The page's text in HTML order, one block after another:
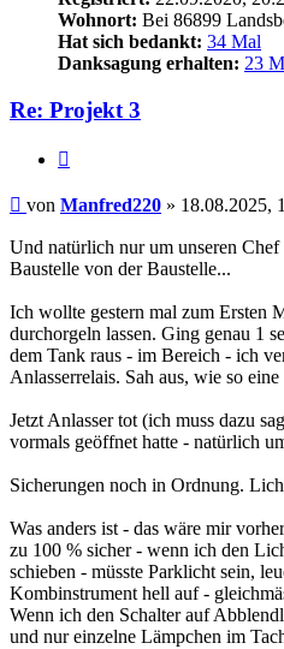
Wohnort: Bei 86899
Hat sich bedankt: 34 Mal
Danksagung erhalten: 23
Re: Projekt 3
Beitrag
von Manfred220 » 18.08.2025,
Und natürlich nur um unseren Chef
Baustelle von der Baustelle...
Ich wollte gestern mal zum Ersten
durchorgeln lassen. Ging genau 1
dem Tank raus - im Bereich - ich
Anlasserrelais. Sah aus, wie so
Jetzt Anlasser tot (ich muss dazu
vormals geöffnet hatte - natürlich
Sicherungen noch in Ordnung.
Was anders ist - das wäre mir
zu 100 % sicher - wenn ich den
schieben - müsste Parklicht sein,
Kombinstrument hell auf -
Wenn ich den Schalter auf
und nur einzelne Lämpchen im